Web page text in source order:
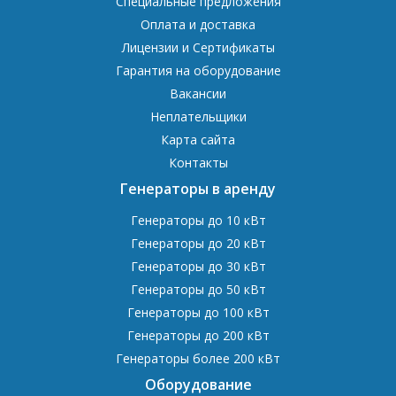
Оплата и доставка
Лицензии и Сертификаты
Гарантия на оборудование
Вакансии
Неплательщики
Карта сайта
Контакты
Генераторы в аренду
Генераторы до 10 кВт
Генераторы до 20 кВт
Генераторы до 30 кВт
Генераторы до 50 кВт
Генераторы до 100 кВт
Генераторы до 200 кВт
Генераторы более 200 кВт
Оборудование